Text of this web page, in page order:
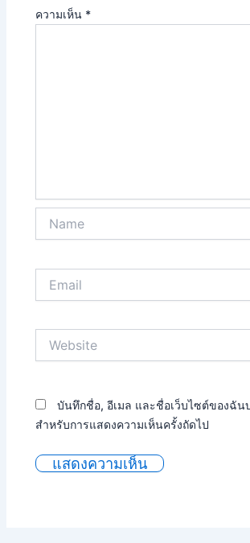
ความเห็น *
บันทึกชื่อ, อีเมล และชื่อเว็บไซต์ของฉัน
สำหรับการแสดงความเห็นครั้งถัดไป